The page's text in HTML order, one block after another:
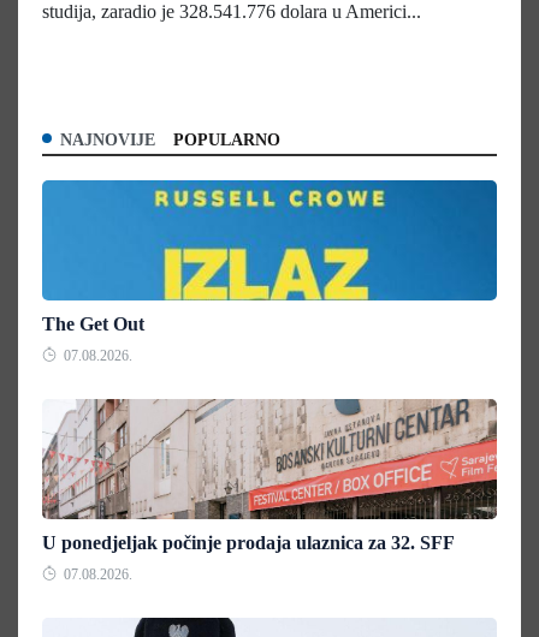
studija, zaradio je 328.541.776 dolara u Americi...
NAJNOVIJE POPULARNO
The Get Out
07.08.2026.
U ponedjeljak počinje prodaja ulaznica za 32. SFF
07.08.2026.